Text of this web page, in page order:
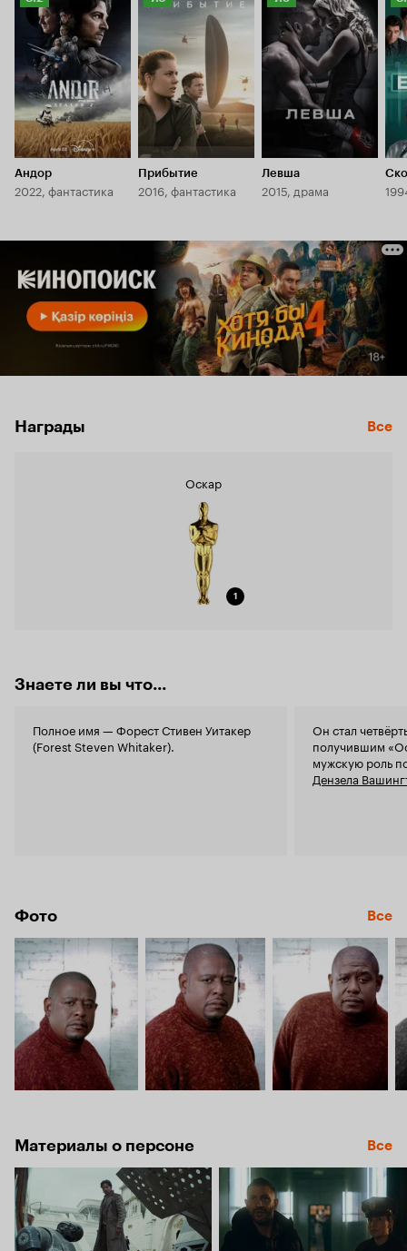
Кинопоиска
Андор
2022, фантастика
Кинопоиска
Прибытие
2016, фантастика
Кинопоиска
7.5
Левша
2015, драма
Награды Все
Оскар
1
Знаете ли вы что...
Полное имя — Форест Стивен Уитакер
(Forest Steven Whitaker).
Он стал
получившим
мужскую роль
Дензела
Фото Все
Материалы о персоне Все